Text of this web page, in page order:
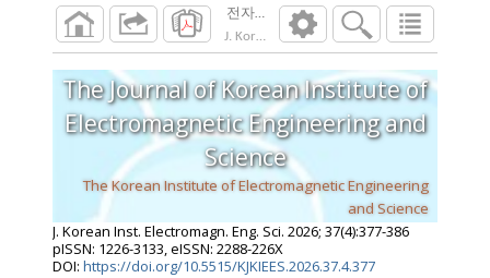
전자파 인체 영향 우려에 따른 경제적 비용
J. Korean Inst. Electromagn. Eng. Sci.
The Journal of Korean Institute of
Electromagnetic Engineering and
Science
The Korean Institute of Electromagnetic Engineering
and Science
J. Korean Inst. Electromagn. Eng. Sci. 2026; 37(4):377-386
pISSN: 1226-3133, eISSN: 2288-226X
DOI: https://doi.org/10.5515/KJKIEES.2026.37.4.377